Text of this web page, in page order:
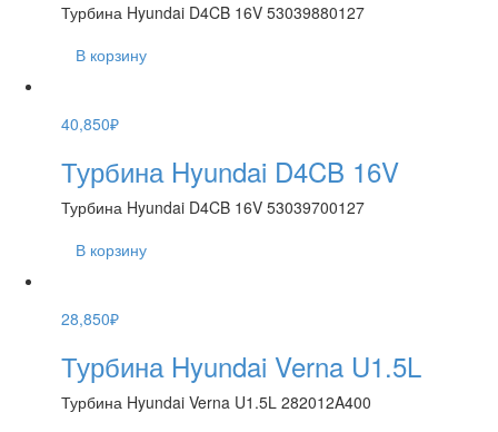
Турбина Hyundai D4CB 16V 53039880127
В корзину
40,850₽
Турбина Hyundai D4CB 16V
Турбина Hyundai D4CB 16V 53039700127
В корзину
28,850₽
Турбина Hyundai Verna U1.5L
Турбина Hyundai Verna U1.5L 282012A400